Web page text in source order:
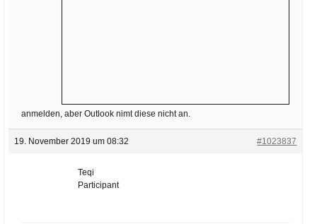
anmelden, aber Outlook nimt diese nicht an.
19. November 2019 um 08:32 #1023837
Teqi
Participant